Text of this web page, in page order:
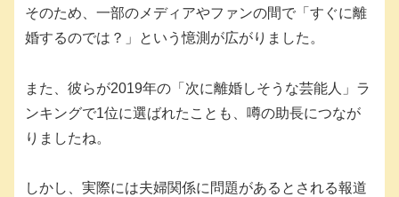
そのため、一部のメディアやファンの間で「すぐに離
婚するのでは？」という憶測が広がりました。
また、彼らが2019年の「次に離婚しそうな芸能人」ラ
ンキングで1位に選ばれたことも、噂の助長につなが
りましたね。
しかし、実際には夫婦関係に問題があるとされる報道